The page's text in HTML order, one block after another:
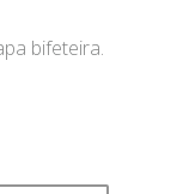
bifeteira.